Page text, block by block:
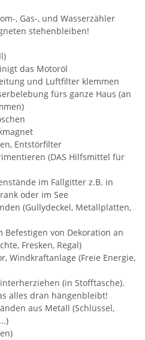
, Gas-, und Wasserzähler
stehenbleiben!
das Motoröl
und Luftfilter klemmen
fürs ganze Haus (an
Entstörfilter
(DAS Hilfsmittel für
im Fallgitter z.B. in
oder im See
(Gullydeckel, Metallplatten,
von Dekoration an
Fresken, Regal)
Windkraftanlage (Freie Energie,
(in Stofftasche).
alles dran hängenbleibt!
aus Metall (Schlüssel,